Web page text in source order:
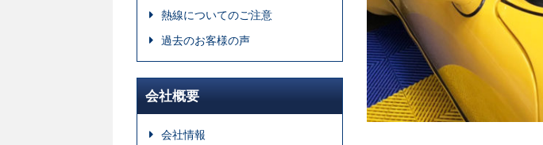
熱線についてのご注意
過去のお客様の声
会社概要
会社情報